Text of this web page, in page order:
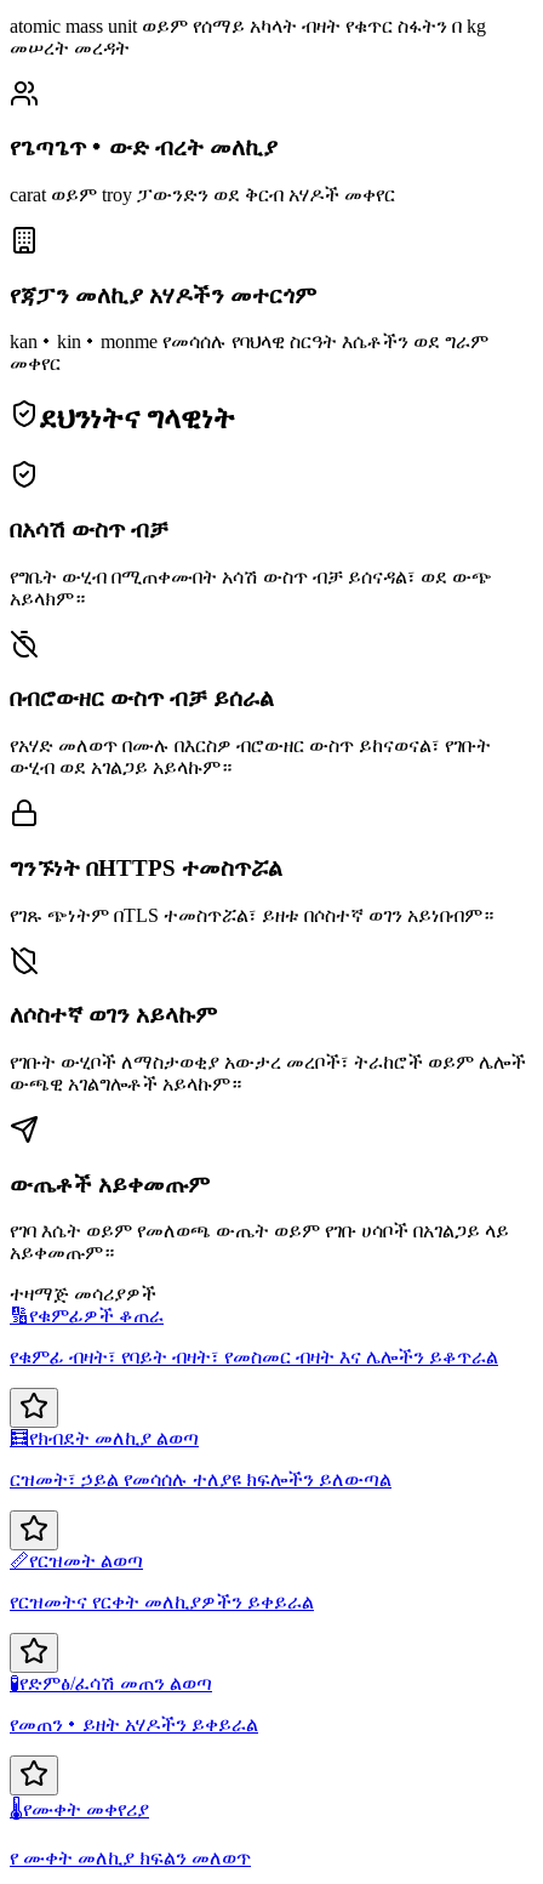
atomic mass unit ወይም የሰማይ አካላት ብዛት የቁጥር ስፋትን በ kg
መሠረት መረዳት
የጌጣጌጥ・ውድ ብረት መለኪያ
carat ወይም troy ፓውንድን ወደ ቅርብ አሃዶች መቀየር
የጃፓን መለኪያ አሃዶችን መተርጎም
kan・kin・monme የመሳሰሉ የባህላዊ ስርዓት እሴቶችን ወደ ግራም
መቀየር
ደህንነትና ግላዊነት
በአሳሽ ውስጥ ብቻ
የግቤት ውሂብ በሚጠቀሙበት አሳሽ ውስጥ ብቻ ይሰናዳል፣ ወደ ውጭ
አይላክም።
በብሮውዘር ውስጥ ብቻ ይሰራል
የአሃድ መለወጥ በሙሉ በእርስዎ ብሮውዘር ውስጥ ይከናወናል፣ የገቡት
ውሂብ ወደ አገልጋይ አይላኩም።
ግንኙነት በHTTPS ተመስጥሯል
የገጹ ጭነትም በTLS ተመስጥሯል፣ ይዘቱ በሶስተኛ ወገን አይነበብም።
ለሶስተኛ ወገን አይላኩም
የገቡት ውሂቦች ለማስታወቂያ አውታረ መረቦች፣ ትራከሮች ወይም ሌሎች
ውጫዊ አገልግሎቶች አይላኩም።
ውጤቶች አይቀመጡም
የገባ እሴት ወይም የመለወጫ ውጤት ወይም የገቡ ሀሳቦች በአገልጋይ ላይ
አይቀመጡም።
ተዛማጅ መሳሪያዎች
🔢የቁምፊዎች ቆጠራ
የቁምፊ ብዛት፣ የባይት ብዛት፣ የመስመር ብዛት እና ሌሎችን ይቆጥራል
🧮የክብደት መለኪያ ልወጣ
ርዝመት፣ ኃይል የመሳሰሉ ተለያዩ ክፍሎችን ይለውጣል
📏የርዝመት ልወጣ
የርዝመትና የርቀት መለኪያዎችን ይቀይራል
🧪የድምፅ/ፈሳሽ መጠን ልወጣ
የመጠን・ይዘት አሃዶችን ይቀይራል
🌡️የሙቀት መቀየሪያ
የ ሙቀት መለኪያ ክፍልን መለወጥ